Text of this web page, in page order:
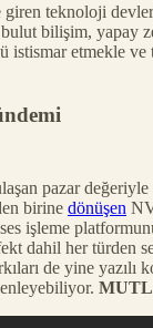
teknoloji
bulut bilişim, yapay
istismar etmekle ve
pazar
birine dönüşen
işleme
dahil her türden
de yine yazılı